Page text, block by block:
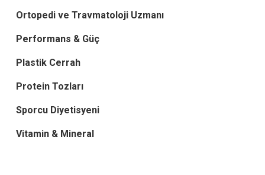
Ortopedi ve Travmatoloji Uzmanı
Performans & Güç
Plastik Cerrah
Protein Tozları
Sporcu Diyetisyeni
Vitamin & Mineral